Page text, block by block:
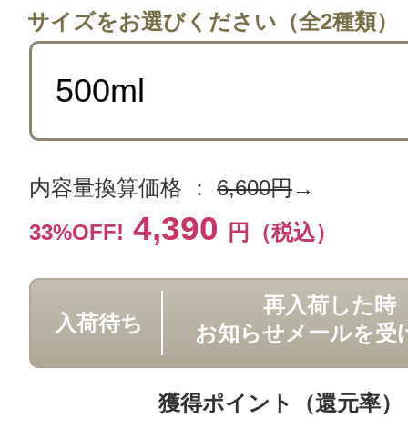
サイズをお選びください（全2種類）
内容量換算価格 ： 6,600円→
33%OFF! 4,390 円（税込）
入荷待ち
再入荷した時
お知らせメールを受
獲得ポイント（還元率）